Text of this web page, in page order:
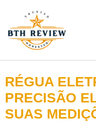
conteúdo
RÉGUA
PRECISÃO
SUAS